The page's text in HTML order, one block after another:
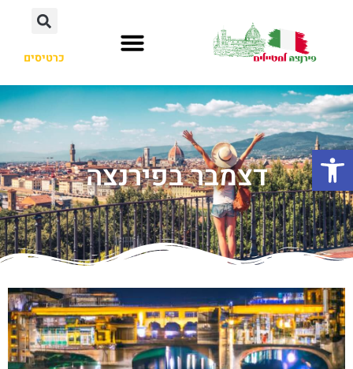
כרטיסים
דצמבר בפירנצה פתח סרגל נגישות